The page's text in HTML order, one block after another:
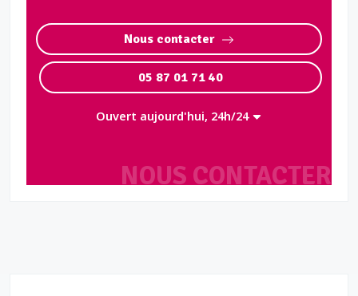
NOUS CONTACTER
Nous contacter
05 87 01 71 40
Ouvert aujourd'hui, 24h/24